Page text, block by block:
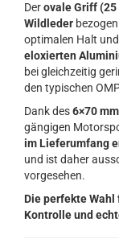
Derovale Griff (25
Wildleder
optimalen Halt
eloxierten
bei gleichzeitig
den typischen
Dank des6×70
gängigen
im Lieferumfang
und ist daher
vorgesehen.
Die perfekte
Kontrolle und